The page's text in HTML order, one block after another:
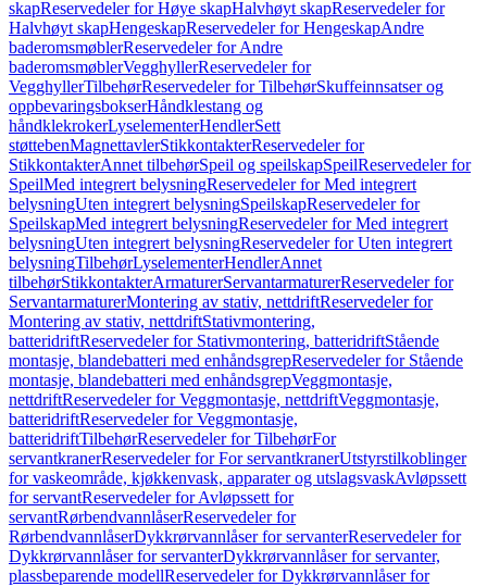
skapReservedeler for Høye skapHalvhøyt skapReservedeler for
Halvhøyt skapHengeskapReservedeler for HengeskapAndre
baderomsmøblerReservedeler for Andre
baderomsmøblerVegghyllerReservedeler for
VegghyllerTilbehørReservedeler for TilbehørSkuffeinnsatser og
oppbevaringsbokserHåndklestang og
håndklekrokerLyselementerHendlerSett
støttebenMagnettavlerStikkontakterReservedeler for
StikkontakterAnnet tilbehørSpeil og speilskapSpeilReservedeler for
SpeilMed integrert belysningReservedeler for Med integrert
belysningUten integrert belysningSpeilskapReservedeler for
SpeilskapMed integrert belysningReservedeler for Med integrert
belysningUten integrert belysningReservedeler for Uten integrert
belysningTilbehørLyselementerHendlerAnnet
tilbehørStikkontakterArmaturerServantarmaturerReservedeler for
ServantarmaturerMontering av stativ, nettdriftReservedeler for
Montering av stativ, nettdriftStativmontering,
batteridriftReservedeler for Stativmontering, batteridriftStående
montasje, blandebatteri med enhåndsgrepReservedeler for Stående
montasje, blandebatteri med enhåndsgrepVeggmontasje,
nettdriftReservedeler for Veggmontasje, nettdriftVeggmontasje,
batteridriftReservedeler for Veggmontasje,
batteridriftTilbehørReservedeler for TilbehørFor
servantkranerReservedeler for For servantkranerUtstyrstilkoblinger
for vaskeområde, kjøkkenvask, apparater og utslagsvaskAvløpssett
for servantReservedeler for Avløpssett for
servantRørbendvannlåserReservedeler for
RørbendvannlåserDykkrørvannlåser for servanterReservedeler for
Dykkrørvannlåser for servanterDykkrørvannlåser for servanter,
plassbeparende modellReservedeler for Dykkrørvannlåser for